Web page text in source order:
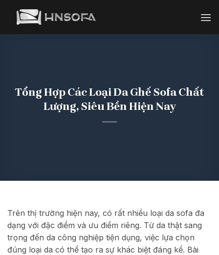
Tổng Hợp Các Loại Da Ghế Sofa Chất
Lượng, Siêu Bền Hiện Nay
Trên thị trường hiện nay, có rất nhiều loại da sofa đa
dạng với đặc điểm và ưu điểm riêng. Từ da thật sang
trọng đến da công nghiệp tiện dụng, việc lựa chọn
đúng loại da có thể tạo ra sự khác biệt đáng kể. Bài